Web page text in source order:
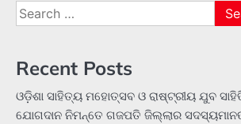
Search
for:
Recent Posts
ଓଡ଼ିଶା ସାହିତ୍ୟ ମହୋତ୍ସବ ଓ ରାଷ୍ଟ୍ରୀୟ ଯୁବ
ଯୋଗଦାନ ନିମନ୍ତେ ଗଜପତି ଜିଲ୍ଲାର